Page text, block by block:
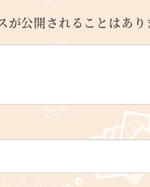
が公開されることはあり